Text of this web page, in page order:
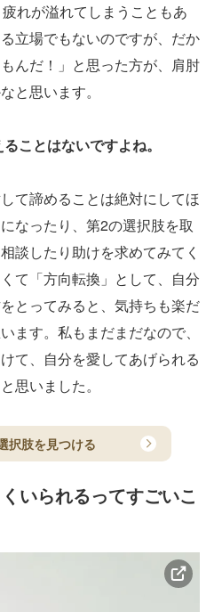
れが溢れてしまうこともあ
立場でもないのですが、だか
んだ！」と思った方が、肩肘
と思います。
ことはないですよね。
て諦めることは絶対にしてほ
なったり、第2の選択肢を取
談したり助けを求めてみてく
て「方向転換」として、自分
とってみると、気持ちも楽だ
ます。私もまだまだなので、
て、自分を愛してあげられる
思いました。
択肢を見つける
いられるってすごいこ